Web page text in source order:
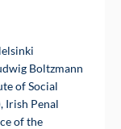
Boltzmann
of Social
Irish Penal
of the